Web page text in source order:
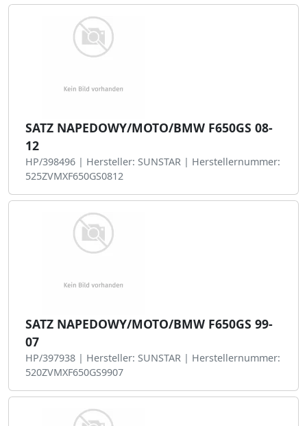
SATZ NAPEDOWY/MOTO/BMW F650GS 08-
12
HP/398496 | Hersteller: SUNSTAR | Herstellernummer:
525ZVMXF650GS0812
SATZ NAPEDOWY/MOTO/BMW F650GS 99-
07
HP/397938 | Hersteller: SUNSTAR | Herstellernummer:
520ZVMXF650GS9907